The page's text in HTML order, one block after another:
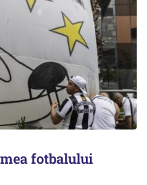
fotbalului